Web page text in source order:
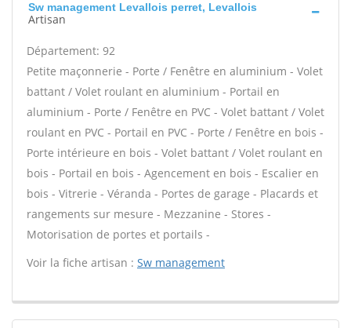
Sw management Levallois perret, Levallois
Artisan
Département: 92
Petite maçonnerie - Porte / Fenêtre en aluminium - Volet
battant / Volet roulant en aluminium - Portail en
aluminium - Porte / Fenêtre en PVC - Volet battant / Volet
roulant en PVC - Portail en PVC - Porte / Fenêtre en bois -
Porte intérieure en bois - Volet battant / Volet roulant en
bois - Portail en bois - Agencement en bois - Escalier en
bois - Vitrerie - Véranda - Portes de garage - Placards et
rangements sur mesure - Mezzanine - Stores -
Motorisation de portes et portails -
Voir la fiche artisan : Sw management